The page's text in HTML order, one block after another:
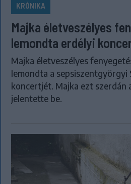
KRÓNIKA
Majka életveszélyes
lemondta erdélyi
Majka életveszélyes
lemondta a sepsiszentgyörgyi
koncertjét. Majka ezt szerdán
jelentette be.